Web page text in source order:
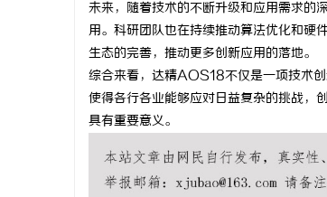
未来，随着技术的不断升级和应用需求的
用。科研团队也在持续推动算法优化和硬
生态的完善，推动更多创新应用的落地。
综合来看，达精AOS18不仅是一项技术创
使得各行各业能够应对日益复杂的挑战，
具有重要意义。
770PF-200纯树脂细粉：优质材料的全貌与